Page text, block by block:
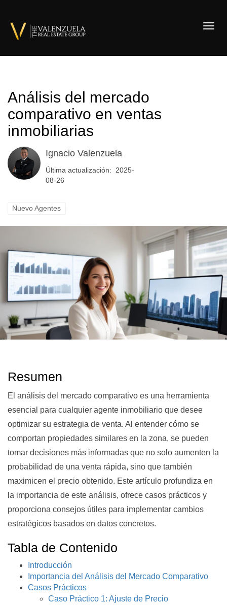
Análisis del mercado
comparativo en ventas
inmobiliarias
Ignacio Valenzuela
Última actualización: 2025-
08-26
Nuevo Agentes
Resumen
El análisis del mercado comparativo es una herramienta
esencial para cualquier agente inmobiliario que desee
optimizar su estrategia de venta. Al entender cómo se
comportan propiedades similares en la zona, se pueden
tomar decisiones más informadas que no solo aumenten la
probabilidad de una venta rápida, sino que también
maximicen el precio obtenido. Este artículo profundiza en
la importancia de este análisis, ofrece casos prácticos y
proporciona consejos útiles para implementar cambios
estratégicos basados en datos concretos.
Tabla de Contenido
Introducción
Importancia del Análisis del Mercado Comparativo
Casos Prácticos
Caso Práctico 1: Ajuste de Precio